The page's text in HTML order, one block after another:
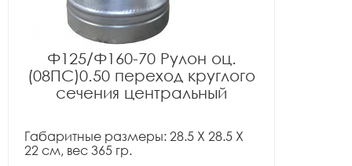
Ф125/Ф160-70 Рулон оц.
(08ПС)0.50 переход круглого
сечения центральный
Габаритные размеры: 28.5 X 28.5 X
22 см, вес 365 гр.